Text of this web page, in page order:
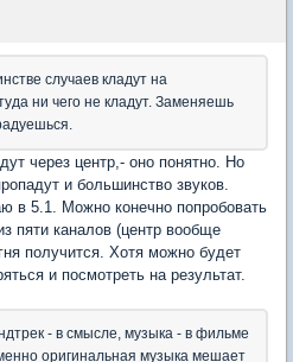
случаев кладут на
ни чего не кладут. Заменяешь
через центр,- оно понятно. Но
и большинство звуков.
в 5.1. Можно конечно попробовать
пяти каналов (центр вообще
получится. Хотя можно будет
и посмотреть на результат.
- в смысле, музыка - в фильме
оригинальная музыка мешает